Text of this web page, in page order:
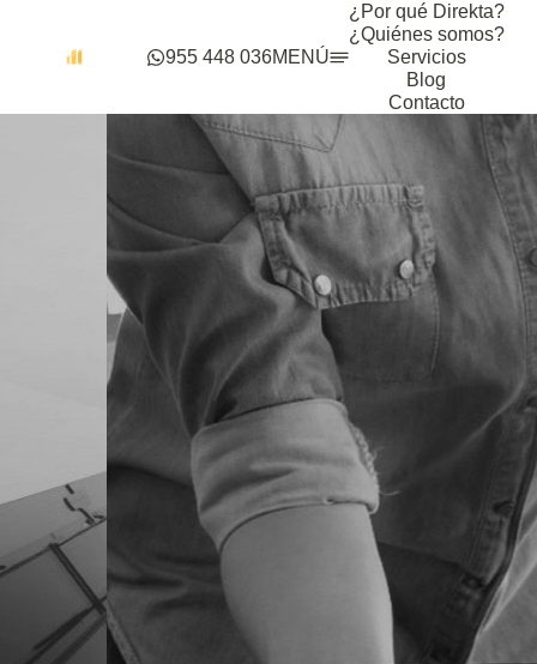
955 448 036MENÚ
¿Por qué Direkta?
¿Quiénes somos?
Servicios
Blog
Contacto